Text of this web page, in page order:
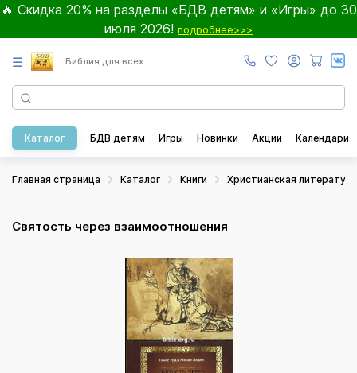
🔥 Скидка 20% на разделы «БДВ детям» и «Игры» до 30
июля 2026! подробнее>>>
☰ Библия для всех
Каталог БДВ детям Игры Новинки Акции Календари
Главная страница Каталог Книги Христианская литература
Святость через взаимоотношения